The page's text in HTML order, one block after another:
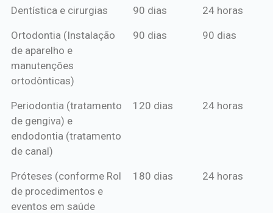
Dentística e cirurgias 90 dias 24 horas
Ortodontia (Instalação
de aparelho e
manutenções
ortodônticas)
90 dias 90 dias
Periodontia (tratamento
de gengiva) e
endodontia (tratamento
de canal)
120 dias 24 horas
Próteses (conforme Rol
de procedimentos e
eventos em saúde
180 dias 24 horas